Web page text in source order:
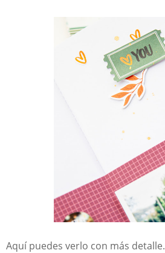
Aquí puedes verlo con más detalle.